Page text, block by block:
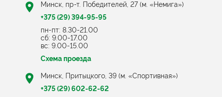
Минск, Притыцкого, 39 (м. «Спортивная»)
+375 (29) 602-62-62
Минск, пр-т. Победителей, 27 (м. «Немига»)
+375 (29) 394-95-95
пн-пт: 8.30-21.00
cб: 9.00-17.00
вс: 9.00-15.00
Схема проезда